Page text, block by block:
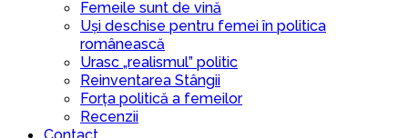
Femeile sunt de vină
Uși deschise pentru femei în politica
românească
Urasc „realismul” politic
Reinventarea Stângii
Forța politică a femeilor
Recenzii